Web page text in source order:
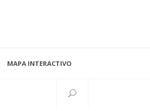
Seguinos
MAPA INTERACTIVO